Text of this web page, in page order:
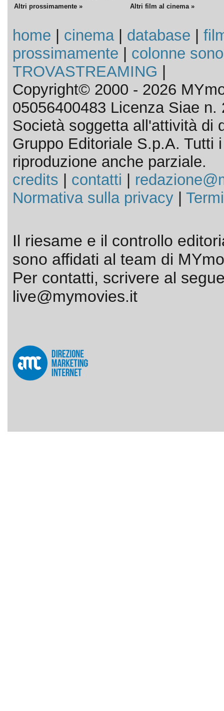
Altri prossimamente » Altri film al cinema »
home cinema| database
prossimamente
colonne
TROVASTREAMING
Copyright© 2000 - 2026
05056400483 Licenza Siae n.
Società soggetta all'attività di
Gruppo Editoriale S.p.A. Tutti
riproduzione anche parziale.
credits
contatti
Normativa sulla privacy|
Il riesame e il controllo
sono affidati al team di
Per contatti, scrivere al
live@mymovies.it